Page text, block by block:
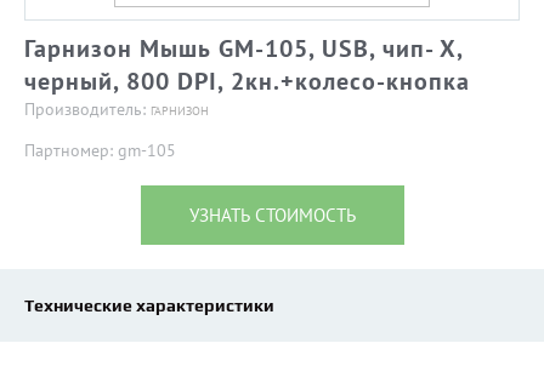
Гарнизон Мышь GM-105, USB, чип- Х,
черный, 800 DPI, 2кн.+колесо-кнопка
Производитель: ГАРНИЗОН
Партномер: gm-105
УЗНАТЬ СТОИМОСТЬ
Технические характеристики